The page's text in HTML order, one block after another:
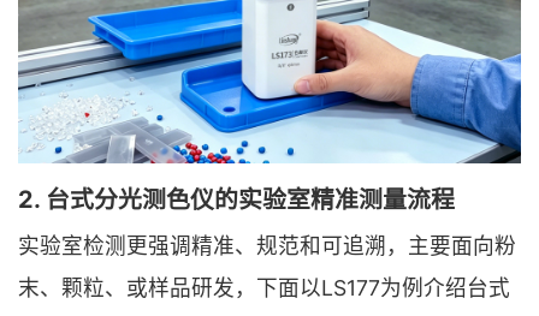
2. 台式分光测色仪的实验室精准测量流程
实验室检测更强调精准、规范和可追溯，主要面向粉
末、颗粒、或样品研发，下面以LS177为例介绍台式